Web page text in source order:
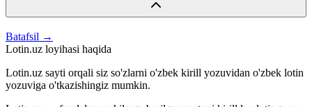
Batafsil →
Lotin.uz loyihasi haqida
Lotin.uz sayti orqali siz so'zlarni o'zbek kirill yozuvidan o'zbek lotin
yozuviga o'tkazishingiz mumkin.